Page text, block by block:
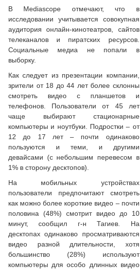
В Mediascope отмечают, что в
исследовании учитывается совокупная
аудитория онлайн-кинотеатров, сайтов
телеканалов и пиратских ресурсов.
Социальные медиа не попали в
выборку.
Как следует из презентации компании,
зрители от 18 до 44 лет более склонны
смотреть видео с планшетов и
телефонов. Пользователи от 45 лет
чаще выбирают стационарные
компьютеры и ноутбуки. Подростки – от
12 до 17 лет – почти одинаково
пользуются и теми, и другими
девайсами (с небольшим перевесом в
1% в сторону десктопов).
На мобильных устройствах
пользователи предпочитают смотреть
как можно более короткие видео – почти
половина (48%) смотрит видео до 10
минут, сообщил г-н Тагиев. На
десктопах одинаково просматриваются
видео разной длительности, хотя
большинство (28%) используют
компьютеры для особо длинных видео